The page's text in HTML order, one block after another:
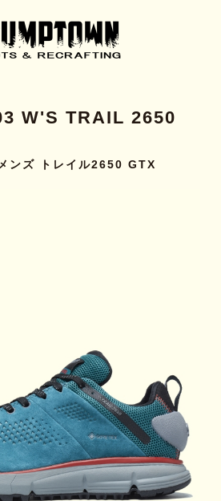
W'S TRAIL 2650
ンズ トレイル2650 GTX